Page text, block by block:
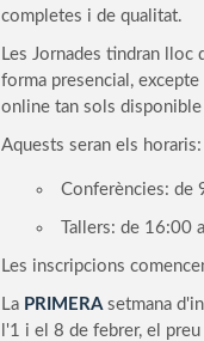
completes i de qualitat.
Les Jornades tindran lloc
forma presencial,
online tan sols
Aquests seran els horaris:
Conferències: de
Tallers: de
Les inscripcions
La PRIMERAsetmana
l'1 i el 8 de febrer, el